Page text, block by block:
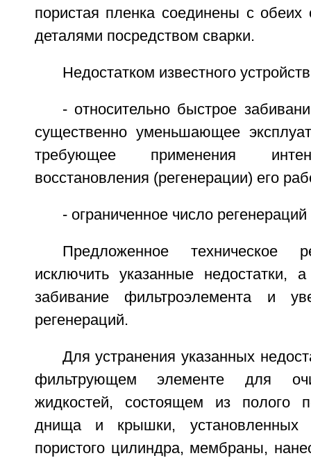
пористая пленка соединены с
деталями посредством сварки.
Недостатком известного
- относительно быстрое
существенно уменьшающее
требующее применения
восстановления (регенерации) его
- ограниченное число
Предложенное техническое
исключить указанные недостатки,
забивание фильтроэлемента и
регенераций.
Для устранения указанных
фильтрующем элементе для
жидкостей, состоящем из полого
днища и крышки, установленных
пористого цилиндра, мембраны,